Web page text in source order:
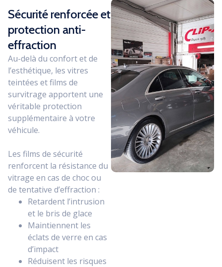
Sécurité renforcée et
protection anti-
effraction
Au-delà du confort et de
l’esthétique, les vitres
teintées et films de
survitrage apportent une
véritable protection
supplémentaire à votre
véhicule.
Les films de sécurité
renforcent la résistance du
vitrage en cas de choc ou
de tentative d’effraction :
Retardent l’intrusion
et le bris de glace
Maintiennent les
éclats de verre en cas
d’impact
Réduisent les risques